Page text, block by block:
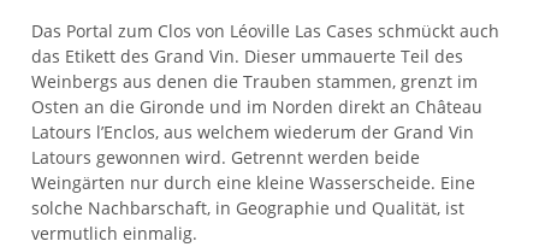
Das Portal zum Clos von Léoville Las Cases schmückt auch
das Etikett des Grand Vin. Dieser ummauerte Teil des
Weinbergs aus denen die Trauben stammen, grenzt im
Osten an die Gironde und im Norden direkt an Château
Latours l’Enclos, aus welchem wiederum der Grand Vin
Latours gewonnen wird. Getrennt werden beide
Weingärten nur durch eine kleine Wasserscheide. Eine
solche Nachbarschaft, in Geographie und Qualität, ist
vermutlich einmalig.